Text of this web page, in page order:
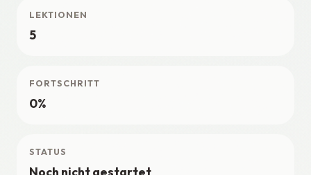
LEKTIONEN
5
FORTSCHRITT
0%
STATUS